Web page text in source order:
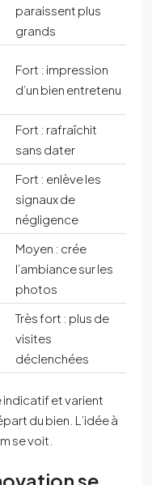
paraissent plus
grands
Fort : impression
d’un bien entretenu
Fort : rafraîchit
sans dater
Fort : enlève les
signaux de
négligence
Moyen : crée
l’ambiance sur les
photos
Très fort : plus de
visites
déclenchées
indicatif et varient
du bien. L’idée à
se voit.
se